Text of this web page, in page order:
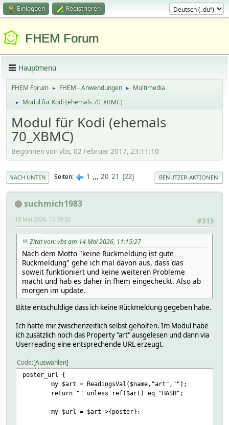
Einloggen Registrieren
FHEM Forum
Hauptmenü
FHEM Forum ► FHEM - Anwendungen ► Multimedia
► Modul für Kodi (ehemals 70_XBMC)
Modul für Kodi (ehemals
70_XBMC)
Begonnen von vbs, 02 Februar 2017, 23:11:10
NACH UNTEN Seiten 1 ... 20 21 22 BENUTZER-AKTIONEN
suchmich1983
#315
18 Mai 2026, 15:39:32
Zitat von: vbs am 14 Mai 2026, 11:15:27
Nach dem Motto "keine Rückmeldung ist gute
Rückmeldung" gehe ich mal davon aus, dass das
soweit funktioniert und keine weiteren Probleme
macht und hab es daher in fhem eingecheckt. Also ab
morgen im update.
Bitte entschuldige dass ich keine Rückmeldung gegeben habe.
Ich hatte mir zwischenzeitlich selbst geholfen. Im Modul habe
ich zusätzlich noch das Property "art" ausgelesen und dann via
Userreading eine entsprechende URL erzeugt.
Code Auswählen
poster_url {
my $art = ReadingsVal($name,"art","");
return "" unless ref($art) eq "HASH";
my $url = $art->{poster};